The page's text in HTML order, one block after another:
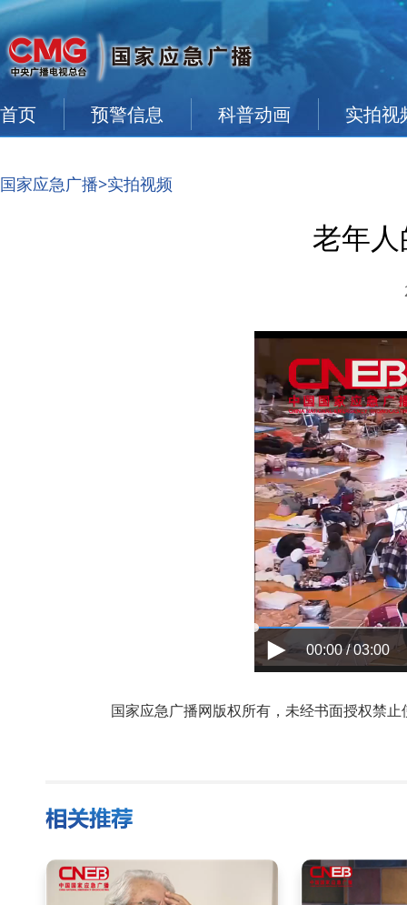
首页 预警信息 科普动画 实拍视
国家应急广播>实拍视频
老年
00:00 / 03:00
国家应急广播网版权所有，未经书面授权禁